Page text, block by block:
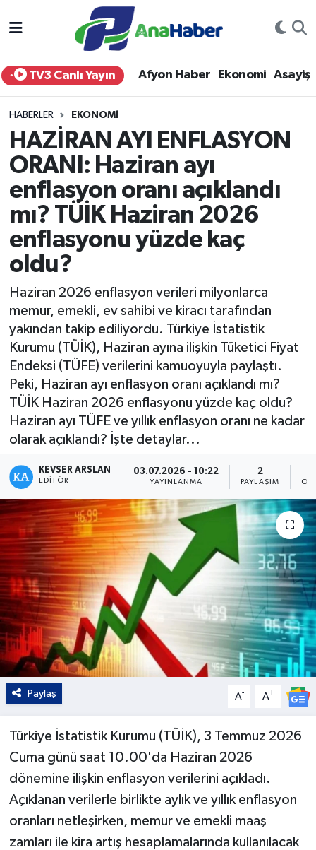
TV3 Canlı Yayın Afyon Haber Ekonomi Asayiş
HABERLER EKONOMI
HAZİRAN AYI ENFLASYON
ORANI: Haziran ayı
enflasyon oranı açıklandı
mı? TÜİK Haziran 2026
enflasyonu yüzde kaç
oldu?
Haziran 2026 enflasyon verileri milyonlarca
memur, emekli, ev sahibi ve kiracı tarafından
yakından takip ediliyordu. Türkiye İstatistik
Kurumu (TÜİK), Haziran ayına ilişkin Tüketici Fiyat
Endeksi (TÜFE) verilerini kamuoyuyla paylaştı.
Peki, Haziran ayı enflasyon oranı açıklandı mı?
TÜİK Haziran 2026 enflasyonu yüzde kaç oldu?
Haziran ayı TÜFE ve yıllık enflasyon oranı ne kadar
olarak açıklandı? İşte detaylar...
KEVSER ARSLAN
EDITÖR
03.07.2026 - 10:22
YAYINLANMA
2
PAYLAŞIM
Paylaş A- A+
Türkiye İstatistik Kurumu (TÜİK), 3 Temmuz 2026
Cuma günü saat 10.00'da Haziran 2026
dönemine ilişkin enflasyon verilerini açıkladı.
Açıklanan verilerle birlikte aylık ve yıllık enflasyon
oranları netleşirken, memur ve emekli maaş
zamları ile kira artış hesaplamalarında kullanılacak
Yurt Haber
Afyon Haber
Ekonomi
Siyaset
Spor
Eğitim
Sağlık
Teknoloji
Kültür - Sanat
Yaşam
Afyonkarahisar Nöbetçi Eczaneler
Afyonkarahisar Hava Durumu
Afyonkarahisar Namaz Vakitleri
Afyonkarahisar Trafik Yoğunluk Haritası
Süper Lig Puan Durumu ve Fikstür
Tüm Manşetler
Son Dakika Haberleri
Haber Arşivi